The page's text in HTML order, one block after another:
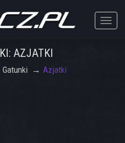
Toggle
AZJATKI
Gatunki Azjatki